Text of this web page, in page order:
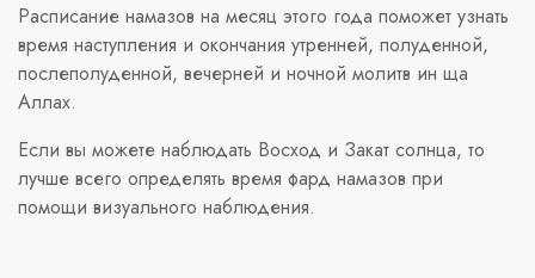
Расписание намазов на месяц этого года поможет узнать
время наступления и окончания утренней, полуденной,
послеполуденной, вечерней и ночной молитв ин ща
Аллах.
Если вы можете наблюдать Восход и Закат солнца, то
лучше всего определять время фард намазов при
помощи визуального наблюдения.